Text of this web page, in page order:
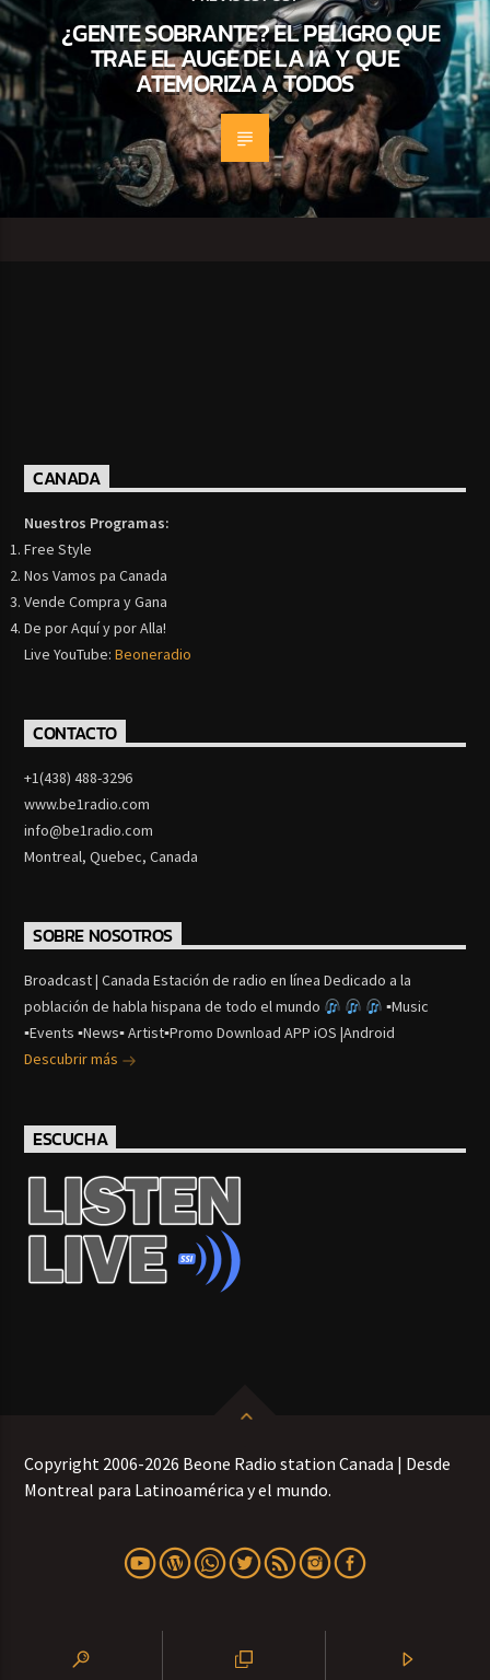
¿GENTE SOBRANTE? EL PELIGRO QUE
TRAE EL AUGE DE LA IA Y QUE
ATEMORIZA A TODOS
CANADA
Nuestros Programas:
Free Style
Nos Vamos pa Canada
Vende Compra y Gana
De por Aquí y por Alla!
Live YouTube:Beoneradio
CONTACTO
+1(438) 488-3296
www.be1radio.com
info@be1radio.com
Montreal, Quebec, Canada
SOBRE NOSOTROS
Broadcast | Canada Estación de radio en línea Dedicado a la
población de habla hispana de todo el mundo
▪Music
▪Events ▪News▪ Artist▪Promo Download APP iOS |Android
Descubrir más
ESCUCHA
Copyright 2006-2026 Beone Radio station Canada | Desde
Montreal para Latinoamérica y el mundo.